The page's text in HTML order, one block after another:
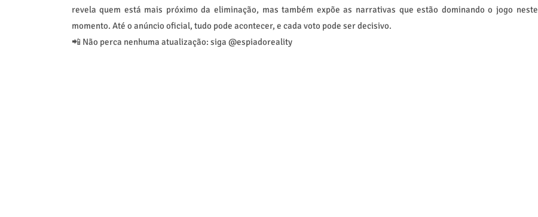
revela quem está mais próximo da eliminação, mas também expõe as narrativas que estão dominando o jogo neste
momento. Até o anúncio oficial, tudo pode acontecer, e cada voto pode ser decisivo.
📲 Não perca nenhuma atualização: siga @espiadoreality